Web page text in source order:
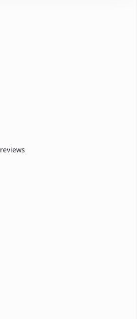
reviews